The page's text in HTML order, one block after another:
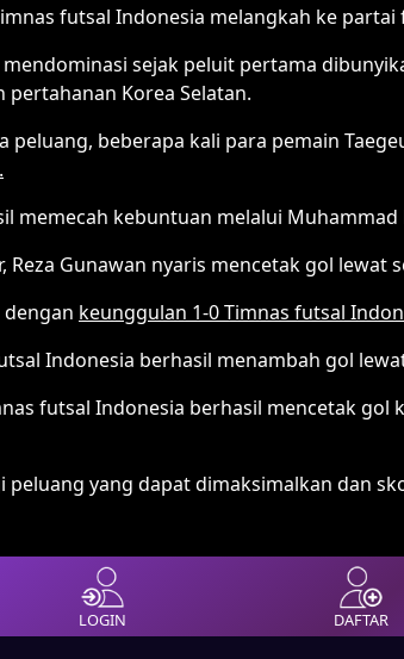
futsal Indonesia melangkah ke partai
sejak peluit pertama
Korea Selatan.
peluang, beberapa kali para pemain
memecah kebuntuan melalui
Reza Gunawan nyaris mencetak gol
keunggulan 1-0 Timnas futsal
Indonesia berhasil menambah gol
futsal Indonesia berhasil mencetak
peluang yang dapat dimaksimalkan dan
LOGIN DAFTAR